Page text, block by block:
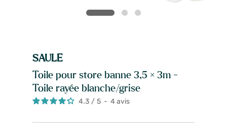
SAULE
Toile pour store banne 3,5 × 3m -
Toile rayée blanche/grise
4.3 / 5 - 4 avis